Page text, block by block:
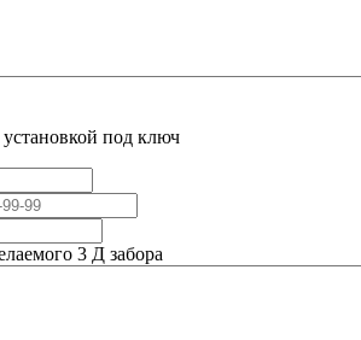
под ключ
3 Д забора